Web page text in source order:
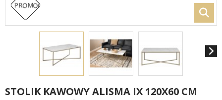
PROMOCJA!
STOLIK KAWOWY ALISMA IX 120X60 CM